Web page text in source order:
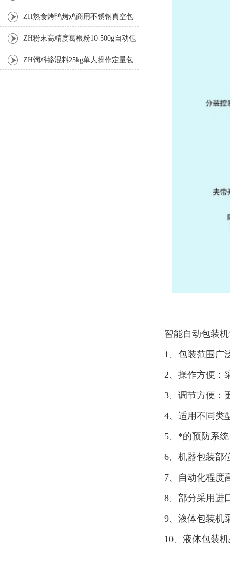
智能自动包装
1、包装范围广
2、操作方便：
3、调节方便：
4、适用不同类
5、*的预防系
6、机器包装部
7、自动化程度
8、部分采用进
9、液体包装机
10、液体包装
ZH熟食烤鸭烤鸡商用不锈钢真空包
装机 ZH粉末高精度葛根粉10-500g自动包
装机 ZH饲料掺混料25kg单人操作定量包